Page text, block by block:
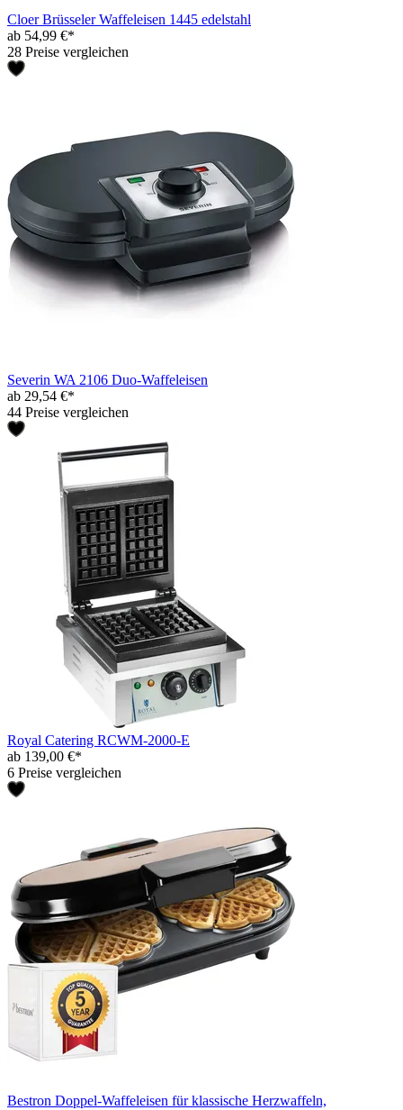
Cloer Brüsseler Waffeleisen 1445 edelstahl
ab 54,99 €*
28 Preise vergleichen
Severin WA 2106 Duo-Waffeleisen
ab 29,54 €*
44 Preise vergleichen
Royal Catering RCWM-2000-E
ab 139,00 €*
6 Preise vergleichen
Bestron Doppel-Waffeleisen für klassische Herzwaffeln,